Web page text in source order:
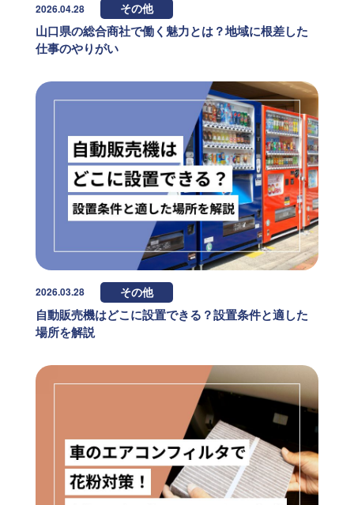
2026.04.28 その他
山口県の総合商社で働く魅力とは？地域に根差した
仕事のやりがい
2026.03.28 その他
自動販売機はどこに設置できる？設置条件と適した
場所を解説